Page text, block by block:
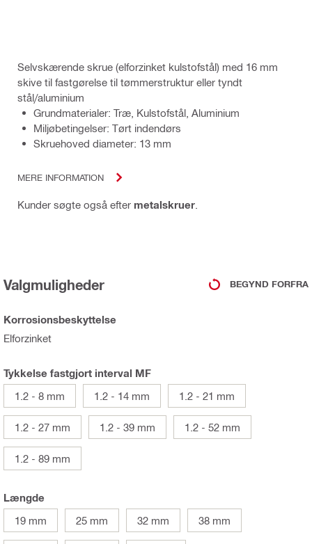
Selvskærende skrue (elforzinket kulstofstål) med 16 mm
skive til fastgørelse til tømmerstruktur eller tyndt
stål/aluminium
Grundmaterialer: Træ, Kulstofstål, Aluminium
Miljøbetingelser: Tørt indendørs
Skruehoved diameter: 13 mm
MERE INFORMATION
Kunder søgte også efter metalskruer
Valgmuligheder BEGYND FORFRA
Korrosionsbeskyttelse
Elforzinket
Tykkelse fastgjort interval MF
1.2 - 8 mm
1.2 - 14 mm 1.2 - 21 mm
1.2 - 27 mm 1.2 - 39 mm 1.2 - 52 mm
1.2 - 89 mm
Længde
19 mm
25 mm 32 mm 38 mm